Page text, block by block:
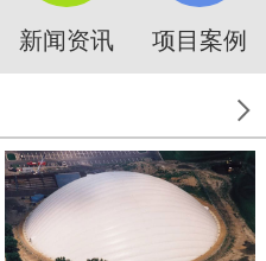
新闻资讯 项目案例
